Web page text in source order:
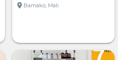
location_on Bamako, Mali